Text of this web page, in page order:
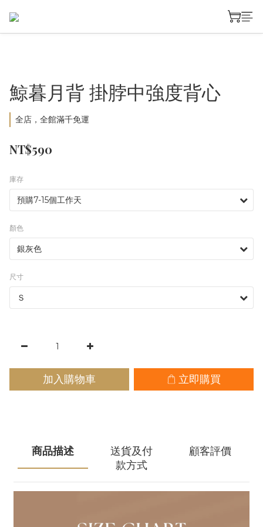
鯨暮月背 掛脖中強度背心
全店，全館滿千免運
NT$590
庫存
顏色
尺寸
加入購物車 立即購買
商品描述
送貨及付
款方式
顧客評價